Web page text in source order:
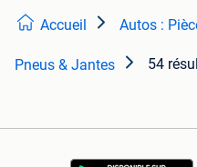
Accueil Autos :
Pneus & Jantes 54